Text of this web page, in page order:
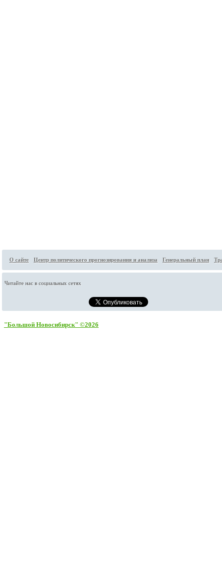
О сайте Центр политического прогнозирования и анализа Генеральный план
Читайте нас в социальных сетях
"Большой Новосибирск" ©2026